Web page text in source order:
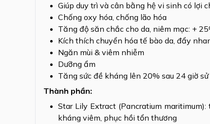
Giúp duy trì và cân bằng hệ vi sinh có lợi
Chống oxy hóa, chống lão hóa
Tăng độ săn chắc cho da, niêm mạc: +
Kích thích chuyển hóa tế bào da, đẩy
Ngăn mùi & viêm nhiễm
Dưỡng ẩm
Tăng sức đề kháng lên 20% sau 24 giờ
Thành phần:
Star Lily Extract (Pancratium
kháng viêm, phục hồi tổn thương